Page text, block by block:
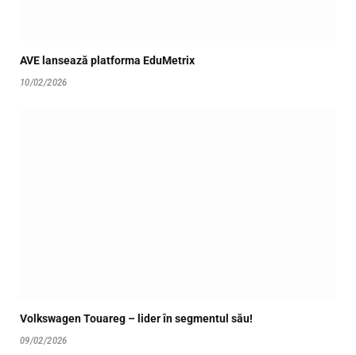
AVE lansează platforma EduMetrix
10/02/2026
Volkswagen Touareg – lider în segmentul său!
09/02/2026